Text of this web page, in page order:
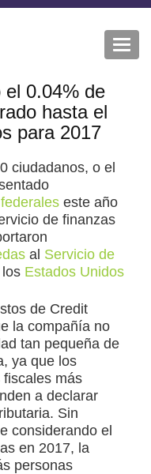
el 0.04% de
hasta el
para 2017
ciudadanos, o el
federales este año
de finanzas
al Servicio de
Estados Unidos
de Credit
la compañía no
tan pequeña de
ya que los
fiscales más
a declarar
Sin
considerando el
en 2017, la
personas